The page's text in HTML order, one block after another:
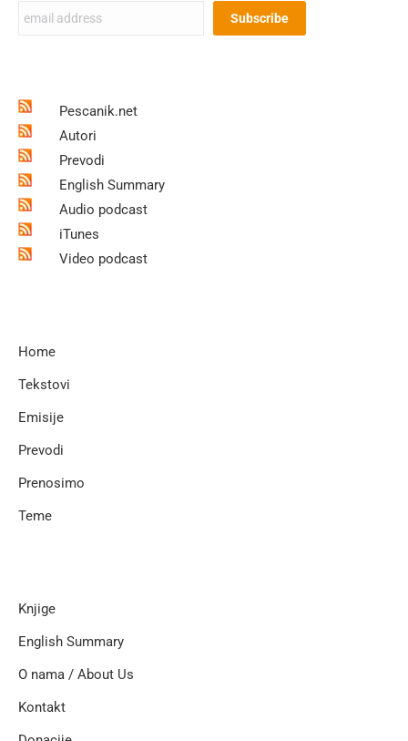
Pescanik.net
Autori
Prevodi
English Summary
Audio podcast
iTunes
Video podcast
Home
Tekstovi
Emisije
Prevodi
Prenosimo
Teme
Knjige
English Summary
O nama / About Us
Kontakt